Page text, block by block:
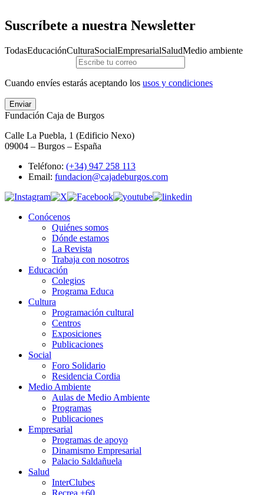
Suscríbete a nuestra Newsletter
TodasEducaciónCulturaSocialEmpresarialSaludMedio ambiente
Cuando envíes estarás aceptando los usos y condiciones
Enviar
Fundación Caja de Burgos
Calle La Puebla, 1 (Edificio Nexo)
09004 – Burgos – España
Teléfono: (+34) 947 258 113
Email: fundacion@cajadeburgos.com
Conócenos
Quiénes somos
Dónde estamos
La Revista
Trabaja con nosotros
Educación
Colegios
Programa Educa
Cultura
Programación cultural
Centros
Exposiciones
Publicaciones
Social
Foro Solidario
Residencia Cordia
Medio Ambiente
Aulas de Medio Ambiente
Programas
Publicaciones
Empresarial
Programas de apoyo
Dinamismo Empresarial
Palacio Saldañuela
Salud
InterClubes
Recrea +60